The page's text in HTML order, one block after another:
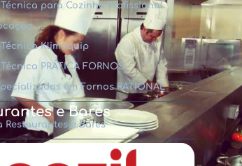
para Cozinha Profissional
Klimaquip
PRÁTICA FORNOS
em Fornos RATIONAL
e Bares
Restaurantes e Bares